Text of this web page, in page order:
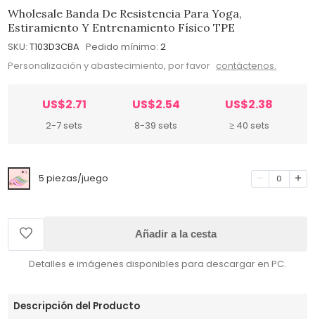
Wholesale Banda De Resistencia Para Yoga,
Estiramiento Y Entrenamiento Físico TPE
SKU: T103D3CBA Pedido mínimo: 2
Personalización y abastecimiento, por favor contáctenos.
US$2.71
2-7 sets
US$2.54
8-39 sets
US$2.38
≥ 40 sets
5 piezas/juego 0
Añadir a la cesta
Detalles e imágenes disponibles para descargar en PC.
Descripción del Producto